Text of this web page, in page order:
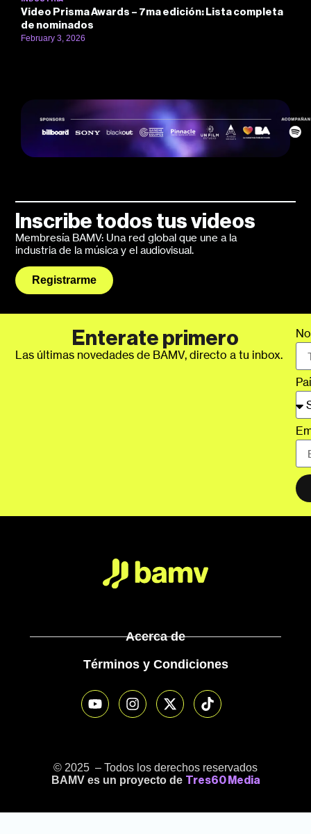
Video Prisma Awards – 7ma edición: Lista completa
de nominados
February 3, 2026
Inscribe todos tus videos
Membresía BAMV: Una red global que une a la
industria de la música y el audiovisual.
Registrarme
Enterate primero
Las últimas novedades de BAMV, directo a tu inbox.
Acerca de
Términos y Condiciones
© 2025 – Todos los derechos reservados
BAMV es un proyecto de Tres60 Media